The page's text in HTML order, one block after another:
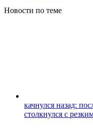
Новости по теме
качнулся назад:
столкнулся с